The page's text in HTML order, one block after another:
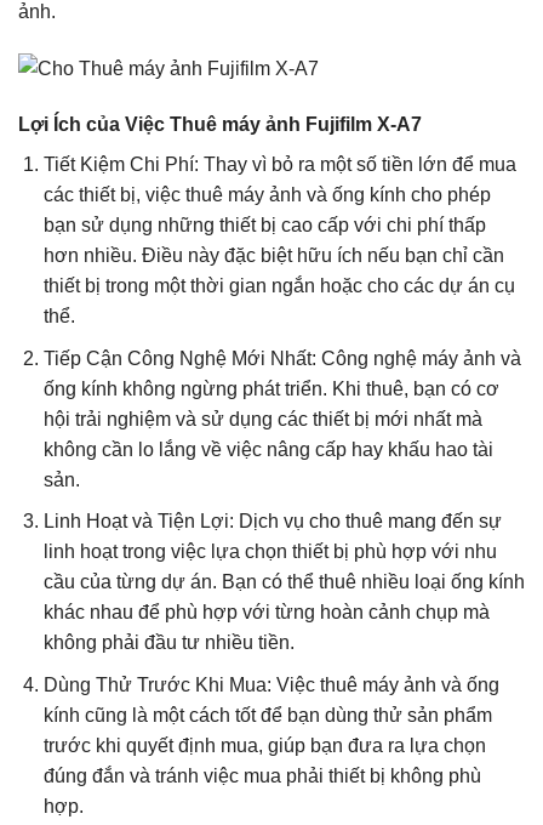
ảnh.
Lợi Ích của Việc Thuê máy ảnh Fujifilm X-A7
Tiết Kiệm Chi Phí: Thay vì bỏ ra một số tiền lớn để mua
các thiết bị, việc thuê máy ảnh và ống kính cho phép
bạn sử dụng những thiết bị cao cấp với chi phí thấp
hơn nhiều. Điều này đặc biệt hữu ích nếu bạn chỉ cần
thiết bị trong một thời gian ngắn hoặc cho các dự án cụ
thể.
Tiếp Cận Công Nghệ Mới Nhất: Công nghệ máy ảnh và
ống kính không ngừng phát triển. Khi thuê, bạn có cơ
hội trải nghiệm và sử dụng các thiết bị mới nhất mà
không cần lo lắng về việc nâng cấp hay khấu hao tài
sản.
Linh Hoạt và Tiện Lợi: Dịch vụ cho thuê mang đến sự
linh hoạt trong việc lựa chọn thiết bị phù hợp với nhu
cầu của từng dự án. Bạn có thể thuê nhiều loại ống kính
khác nhau để phù hợp với từng hoàn cảnh chụp mà
không phải đầu tư nhiều tiền.
Dùng Thử Trước Khi Mua: Việc thuê máy ảnh và ống
kính cũng là một cách tốt để bạn dùng thử sản phẩm
trước khi quyết định mua, giúp bạn đưa ra lựa chọn
đúng đắn và tránh việc mua phải thiết bị không phù
hợp.